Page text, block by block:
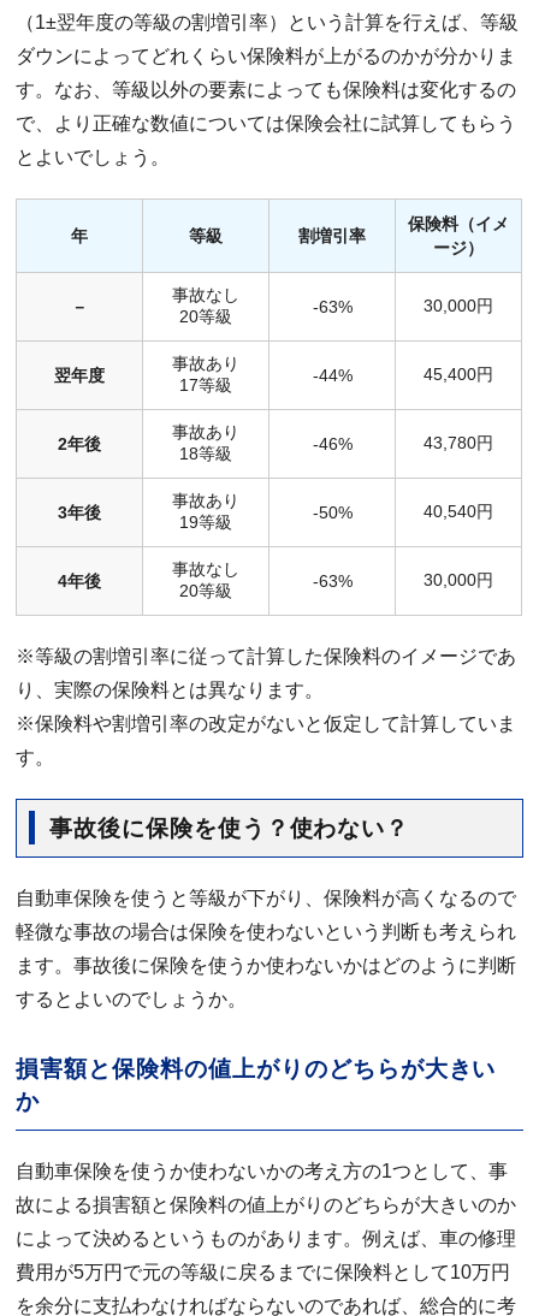
（1±翌年度の等級の割増引率）という計算を行えば、等級
ダウンによってどれくらい保険料が上がるのかが分かりま
す。なお、等級以外の要素によっても保険料は変化するの
で、より正確な数値については保険会社に試算してもらう
とよいでしょう。
年 等級 割増引率
保険料（イメ
ージ）
－
事故なし
20等級
-63% 30,000円
翌年度
事故あり
17等級
-44% 45,400円
2年後
事故あり
18等級
-46% 43,780円
3年後
事故あり
19等級
-50% 40,540円
4年後
事故なし
20等級
-63% 30,000円
※等級の割増引率に従って計算した保険料のイメージであ
り、実際の保険料とは異なります。
※保険料や割増引率の改定がないと仮定して計算していま
す。
事故後に保険を使う？使わない？
自動車保険を使うと等級が下がり、保険料が高くなるので
軽微な事故の場合は保険を使わないという判断も考えられ
ます。事故後に保険を使うか使わないかはどのように判断
するとよいのでしょうか。
損害額と保険料の値上がりのどちらが大きい
か
自動車保険を使うか使わないかの考え方の1つとして、事
故による損害額と保険料の値上がりのどちらが大きいのか
によって決めるというものがあります。例えば、車の修理
費用が5万円で元の等級に戻るまでに保険料として10万円
を余分に支払わなければならないのであれば、総合的に考